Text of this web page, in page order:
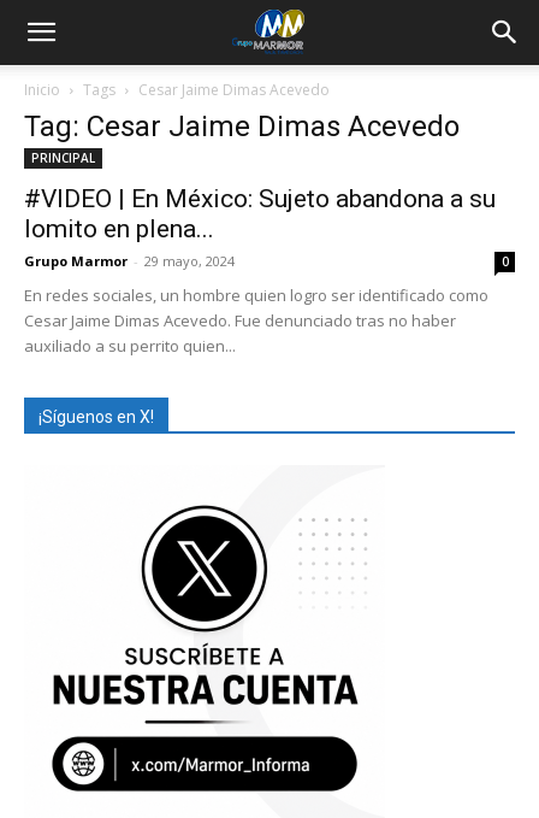
Inicio Tags Cesar Jaime Dimas Acevedo
Tag: Cesar Jaime Dimas Acevedo
PRINCIPAL
#VIDEO | En México: Sujeto abandona a su
lomito en plena...
Grupo Marmor - 29 mayo, 2024 0
En redes sociales, un hombre quien logro ser identificado como
Cesar Jaime Dimas Acevedo. Fue denunciado tras no haber
auxiliado a su perrito quien...
¡Síguenos en X!